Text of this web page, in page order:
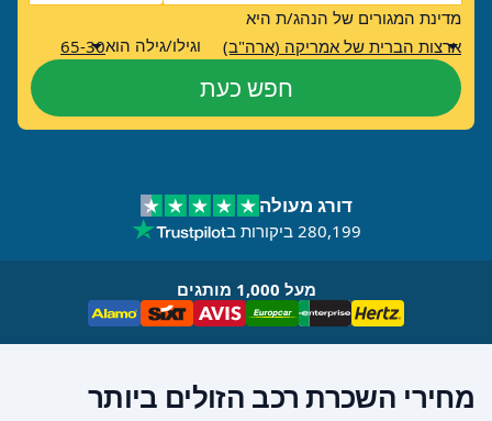
מדינת המגורים של הנהג/ת היא
ארצות הברית של אמריקה (ארה"ב)
וגילו/גילה הוא65-30
חפש כעת
דורג מעולה
280,199 ביקורות ב
מעל 1,000 מותגים
מחירי השכרת רכב הזולים ביותר